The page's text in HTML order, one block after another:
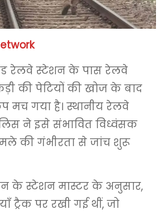
रेलवे स्टेशन के पास रेलवे
की पेटियों की खोज के बाद
मच गया है। स्थानीय रेलवे
ने इसे संभावित विध्वंसक
की गंभीरता से जांच शुरू
के स्टेशन मास्टर के अनुसार,
ट्रैक पर रखी गई थीं, जो